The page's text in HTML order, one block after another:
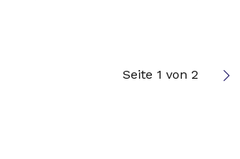
Seite 1 von 2